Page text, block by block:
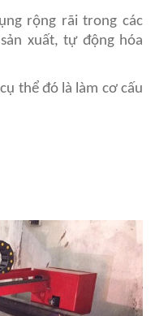
rộng rãi trong các
xuất, tự động hóa
thể đó là làm cơ cấu